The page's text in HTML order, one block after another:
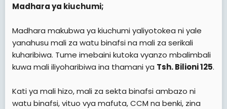
Madhara ya kiuchumi;
Madhara makubwa ya kiuchumi yaliyotokea ni yale
yanahusu mali za watu binafsi na mali za serikali
kuharibiwa. Tume imebaini kutoka vyanzo mbalimbali
kuwa mali iliyoharibiwa ina thamani ya Tsh. Bilioni 125.
Kati ya mali hizo, mali za sekta binafsi ambazo ni
watu binafsi, vituo vya mafuta, CCM na benki, zina